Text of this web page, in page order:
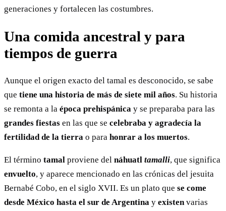
generaciones y fortalecen las costumbres.
Una comida ancestral y para
tiempos de guerra
Aunque el origen exacto del tamal es desconocido, se sabe
que tiene una historia de más de siete mil años. Su historia
se remonta a la época prehispánica y se preparaba para las
grandes fiestas en las que se celebraba y agradecía la
fertilidad de la tierra o para honrar a los muertos.
El término tamal proviene del náhuatl tamalli, que significa
envuelto, y aparece mencionado en las crónicas del jesuita
Bernabé Cobo, en el siglo XVII. Es un plato que se come
desde México hasta el sur de Argentina y existenvarias